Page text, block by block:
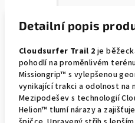
Detailní popis
Cloudsurfer Trail 2je
pohodlí na proměnlivém
Missiongrip™ s vylepšenou
vynikající trakci a odolnost na
Mezipodešev s technologií
Helion™ tlumí nárazy a